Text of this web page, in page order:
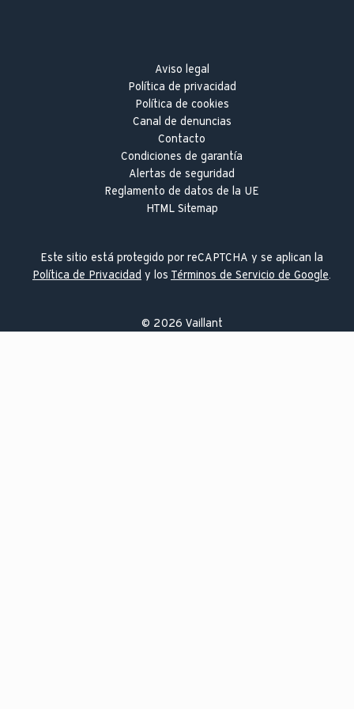
Aviso legal
Política de privacidad
Política de cookies
Canal de denuncias
Contacto
Condiciones de garantía
Alertas de seguridad
Reglamento de datos de la UE
HTML Sitemap
Este sitio está protegido por reCAPTCHA y se aplican la
Política de Privacidad y los Términos de Servicio de Google.
© 2026 Vaillant